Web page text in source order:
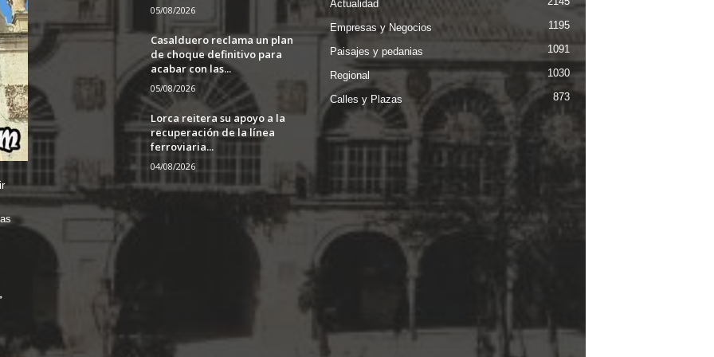
05/08/2026
Casalduero reclama un plan
de choque definitivo para
acabar con las...
05/08/2026
Lorca reitera su apoyo a la
recuperación de la línea
ferroviaria...
04/08/2026
Actualidad
Empresas y Negocios 1195
Paisajes y pedanias 1091
Regional 1030
Calles y Plazas 873